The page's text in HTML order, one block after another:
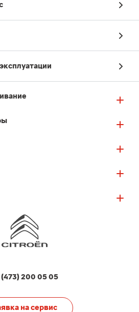
(473) 200 05 05
на сервис